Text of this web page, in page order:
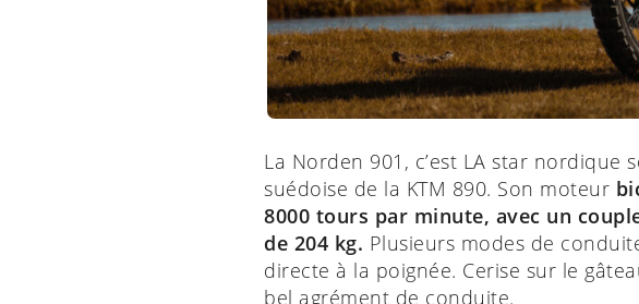
La Norden 901, c’est LA star
suédoise de la KTM 890. Son moteur
8000 tours par minute, avec un
de 204 kg. Plusieurs modes de
directe à la poignée. Cerise sur le
bel agrément de conduite.